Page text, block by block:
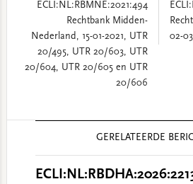
ECLI:NL:RBMNE:2021:494
Rechtbank Midden-
Nederland, 15-01-2021, UTR
20/495, UTR 20/603, UTR
20/604, UTR 20/605 en UTR
20/606
02-
GERELATEERDE